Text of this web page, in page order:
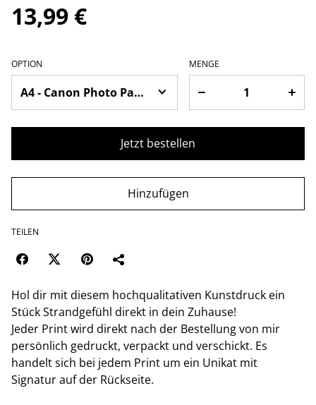
13,99 €
OPTION MENGE
Jetzt bestellen
Hinzufügen
TEILEN
Hol dir mit diesem hochqualitativen Kunstdruck ein
Stück Strandgefühl direkt in dein Zuhause!
Jeder Print wird direkt nach der Bestellung von mir
persönlich gedruckt, verpackt und verschickt. Es
handelt sich bei jedem Print um ein Unikat mit
Signatur auf der Rückseite.